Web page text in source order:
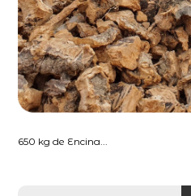
650 kg de Encina...